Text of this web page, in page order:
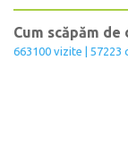
Cum scăpăm
663100 vizite | 57223